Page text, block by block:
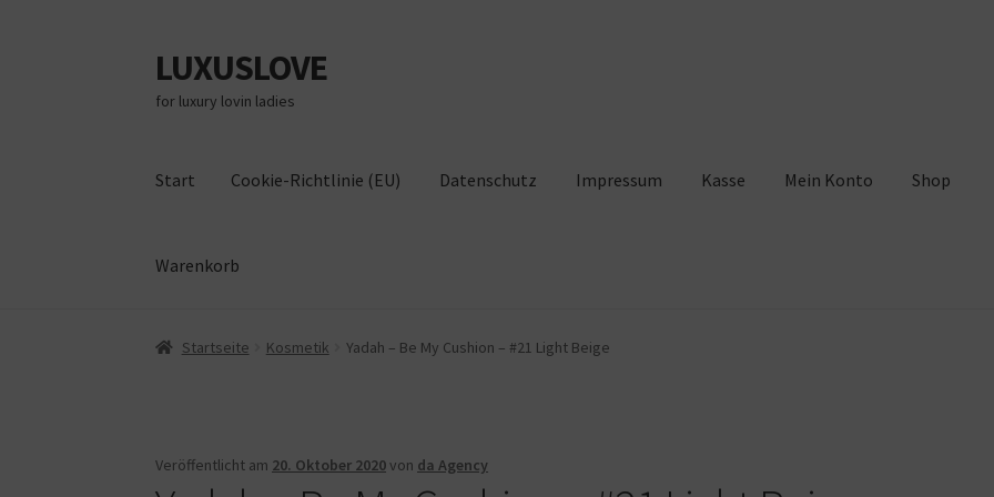
Zur
Navigation
springen
Zum
Inhalt
springen
LUXUSLOVE
for luxury lovin ladies
Start Cookie-Richtlinie (EU) Datenschutz Impressum Kasse Mein Konto Shop
Warenkorb
Start Cookie-Richtlinie (EU) Datenschutz Impressum Kasse
Startseite Kosmetik Yadah – Be My Cushion – #21 Light Beige
Veröffentlicht am 20. Oktober 2020von da Agency